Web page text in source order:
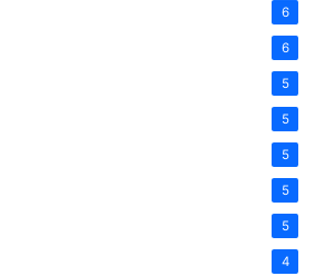
6
6
5
5
5
5
5
4